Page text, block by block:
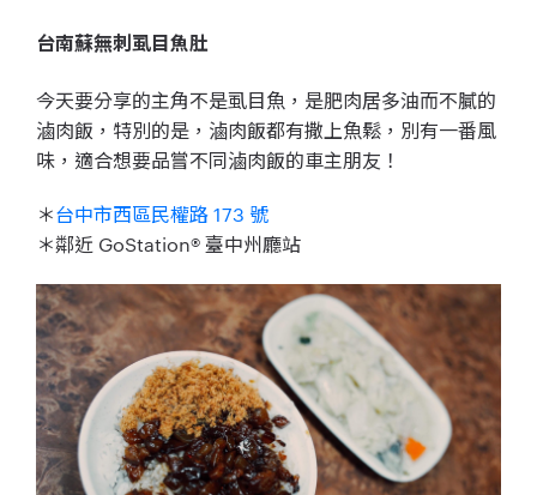
台南蘇無刺虱目魚肚
今天要分享的主角不是虱目魚，是肥肉居多油而不膩的
滷肉飯，特別的是，滷肉飯都有撒上魚鬆，別有一番風
味，適合想要品嘗不同滷肉飯的車主朋友！
＊台中市西區民權路 173 號
＊鄰近 GoStation® 臺中州廳站